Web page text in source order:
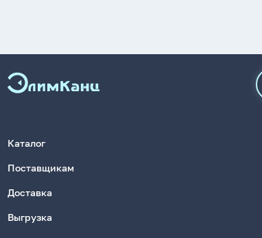
Каталог
Поставщикам
Доставка
Выгрузка